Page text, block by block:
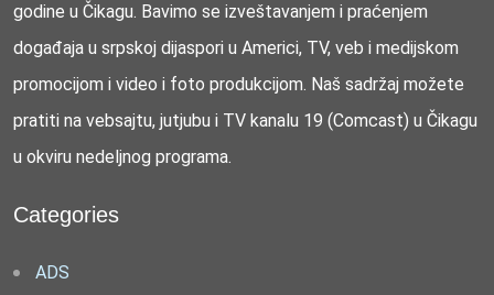
godine u Čikagu. Bavimo se izveštavanjem i praćenjem
događaja u srpskoj dijaspori u Americi, TV, veb i medijskom
promocijom i video i foto produkcijom. Naš sadržaj možete
pratiti na vebsajtu, jutjubu i TV kanalu 19 (Comcast) u Čikagu
u okviru nedeljnog programa.
Categories
ADS